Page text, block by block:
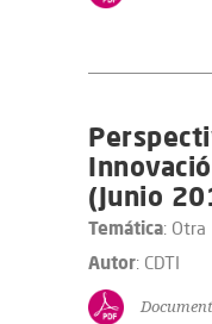
(Junio
Temática: Otra
Autor: CDTI